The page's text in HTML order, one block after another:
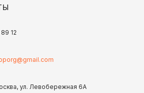
12
ул. Левобережная 6А